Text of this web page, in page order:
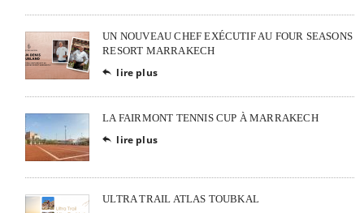
UN NOUVEAU CHEF EXÉCUTIF AU FOUR SEASONS
RESORT MARRAKECH
 lire plus
LA FAIRMONT TENNIS CUP À MARRAKECH
 lire plus
ULTRA TRAIL ATLAS TOUBKAL